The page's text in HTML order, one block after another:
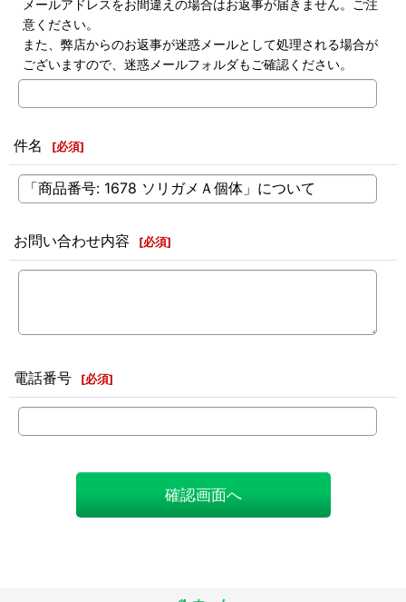
メールアドレスをお間違えの場合はお返事が届きません。ご注
意ください。
また、弊店からのお返事が迷惑メールとして処理される場合が
ございますので、迷惑メールフォルダもご確認ください。
件名 [必須]
お問い合わせ内容 [必須]
電話番号 [必須]
確認画面へ